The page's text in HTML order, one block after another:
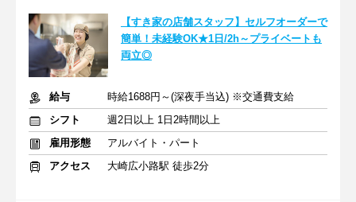
【すき家の店舗スタッフ】セルフオーダーで
簡単！未経験OK★1日/2h～プライベートも
両立◎
給与
時給1688円～(深夜手当込) ※交通費支給
シフト
週2日以上 1日2時間以上
雇用形態
アルバイト・パート
アクセス
大崎広小路駅 徒歩2分